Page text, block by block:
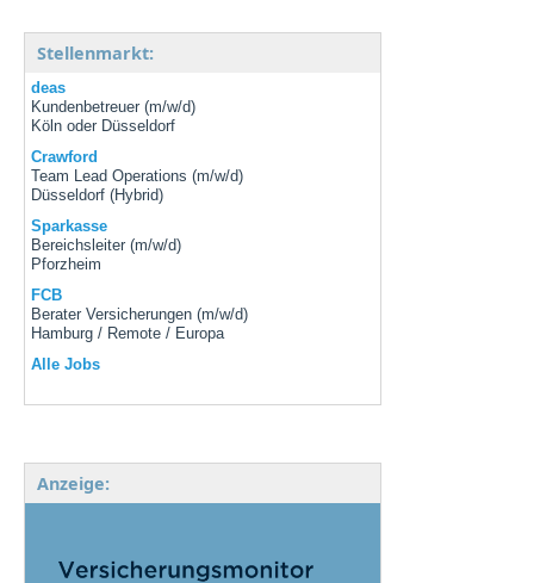
Stellenmarkt:
deas
Kundenbetreuer (m/w/d)
Köln oder Düsseldorf
Crawford
Team Lead Operations (m/w/d)
Düsseldorf (Hybrid)
Sparkasse
Bereichsleiter (m/w/d)
Pforzheim
FCB
Berater Versicherungen (m/w/d)
Hamburg / Remote / Europa
Alle Jobs
Anzeige: